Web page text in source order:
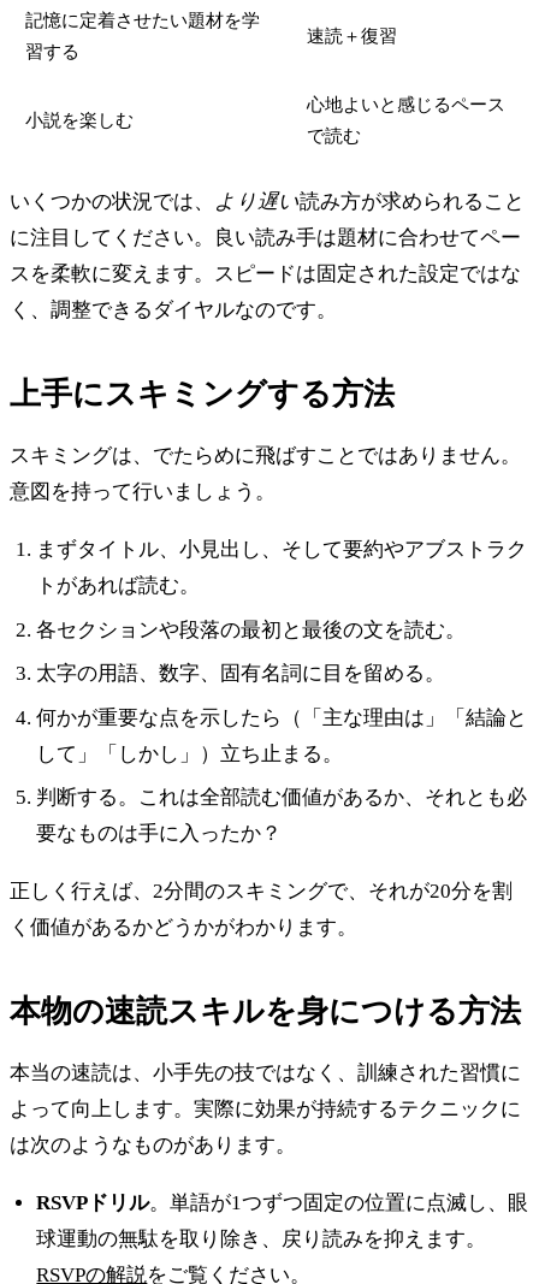
記憶に定着させたい題材を学
習する
速読＋復習
小説を楽しむ
心地よいと感じるペース
で読む
いくつかの状況では、 より遅い読み方が求められること
に注目してください。良い読み手は題材に合わせてペー
スを柔軟に変えます。スピードは固定された設定ではな
く、調整できるダイヤルなのです。
上手にスキミングする方法
スキミングは、でたらめに飛ばすことではありません。
意図を持って行いましょう。
まずタイトル、小見出し、そして要約やアブストラク
トがあれば読む。
各セクションや段落の最初と最後の文を読む。
太字の用語、数字、固有名詞に目を留める。
何かが重要な点を示したら（「主な理由は」「結論と
して」「しかし」）立ち止まる。
判断する。これは全部読む価値があるか、それとも必
要なものは手に入ったか？
正しく行えば、2分間のスキミングで、それが20分を割
く価値があるかどうかがわかります。
本物の速読スキルを身につける方法
本当の速読は、小手先の技ではなく、訓練された習慣に
よって向上します。実際に効果が持続するテクニックに
は次のようなものがあります。
RSVPドリル。単語が1つずつ固定の位置に点滅し、眼
球運動の無駄を取り除き、戻り読みを抑えます。
RSVPの解説をご覧ください。